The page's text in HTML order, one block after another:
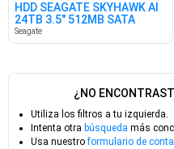
HDD SEAGATE SKYHAWK AI
24TB 3.5" 512MB SATA
Seagate
¿NO
Utiliza los filtros a tu izquierda.
Intenta otra búsqueda más
Usa nuestroformulario de